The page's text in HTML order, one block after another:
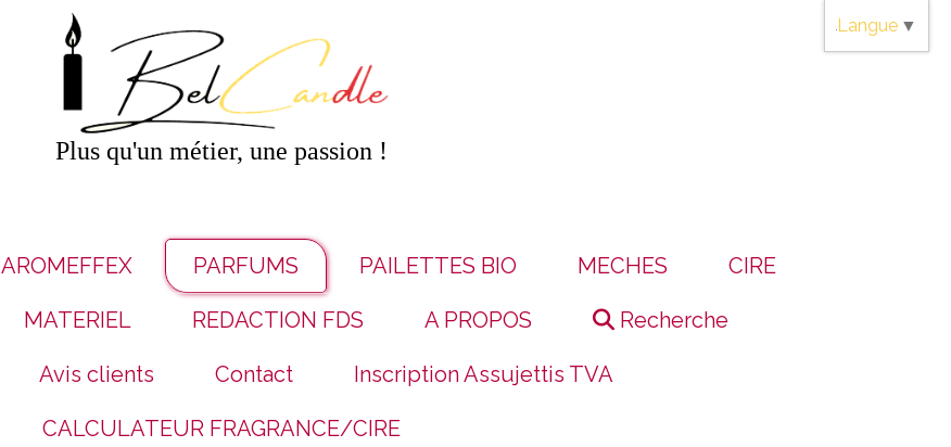
Plus qu'un métier, une passion !
AROMEFFEX PARFUMS PAILETTES BIO MECHES CIRE
MATERIEL REDACTION FDS A PROPOS Recherche
Avis clients Contact Inscription Assujettis TVA
CALCULATEUR FRAGRANCE/CIRE
Langue ▼